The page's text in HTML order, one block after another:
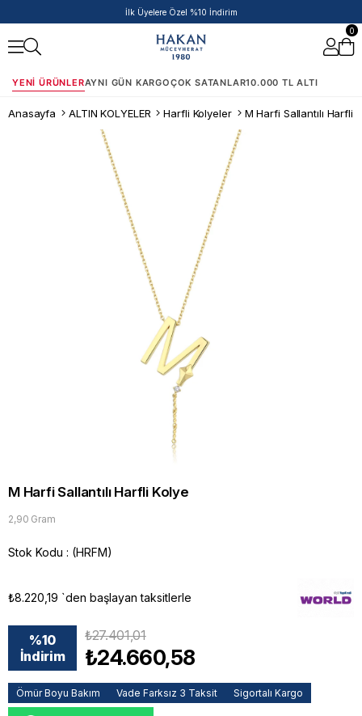
İlk Üyelere Özel %10 İndirim
0
YENI ÜRÜNLERAYNI GÜN KARGOÇOK SATANLAR10.000 TL ALTI
Anasayfa ALTIN KOLYELER Harfli Kolyeler M Harfi Sallantılı Harfli
M Harfi Sallantılı Harfli Kolye
2,90 Gram
Stok Kodu (HRFM)
₺8.220,19 `den başlayan taksitlerle
%10
İndirim
₺27.401,01
₺24.660,58
Ömür Boyu Bakım Vade Farksız 3 Taksit Sigortalı Kargo